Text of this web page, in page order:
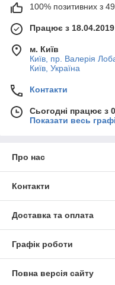
100% позитивних з
Працює з 18.04.2019
м. Київ
Київ, пр. Валерія
Київ, Україна
Контакти
Сьогодні працює з
Показати весь
Про нас
Контакти
Доставка та оплата
Графік роботи
Повна версія сайту